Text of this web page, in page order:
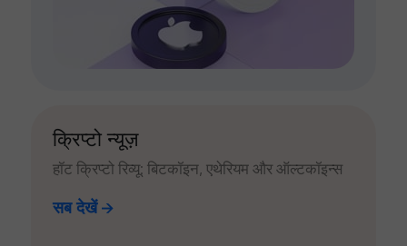
क्रिप्टो न्यूज़
हॉट क्रिप्टो रिव्यू: बिटकॉइन, एथेरियम और ऑल्टकॉइन्स
सब देखें